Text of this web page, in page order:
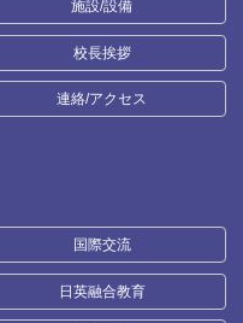
施設/設備
校長挨拶
連絡/アクセス
国際交流
日英融合教育